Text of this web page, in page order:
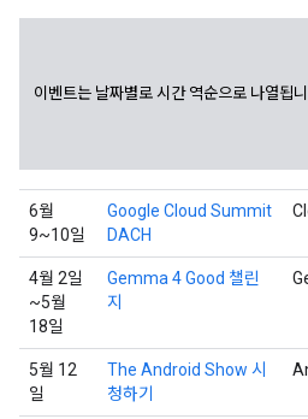
이벤트는 날짜별로 시간 역순으로 나열됩
6월
9~10일
Google Cloud Summit
DACH
4월 2일
~5월
18일
Gemma 4 Good 챌린
지
5월 12
일
The Android Show 시
청하기